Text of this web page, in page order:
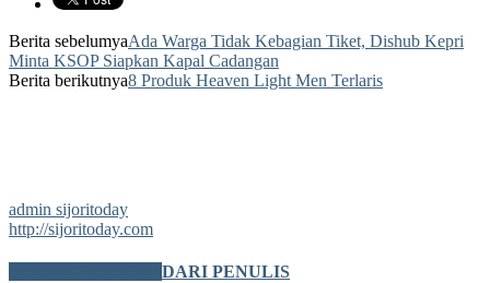
Berita sebelumyaAda Warga Tidak Kebagian Tiket, Dishub Kepri
Minta KSOP Siapkan Kapal Cadangan
Berita berikutnya8 Produk Heaven Light Men Terlaris
admin sijoritoday
http://sijoritoday.com
DARI PENULIS